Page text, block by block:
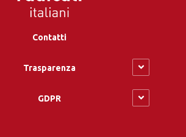
Contatti
Trasparenza
GDPR